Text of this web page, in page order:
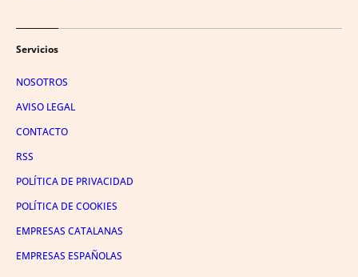
Servicios
NOSOTROS
AVISO LEGAL
CONTACTO
RSS
POLÍTICA DE PRIVACIDAD
POLÍTICA DE COOKIES
EMPRESAS CATALANAS
EMPRESAS ESPAÑOLAS